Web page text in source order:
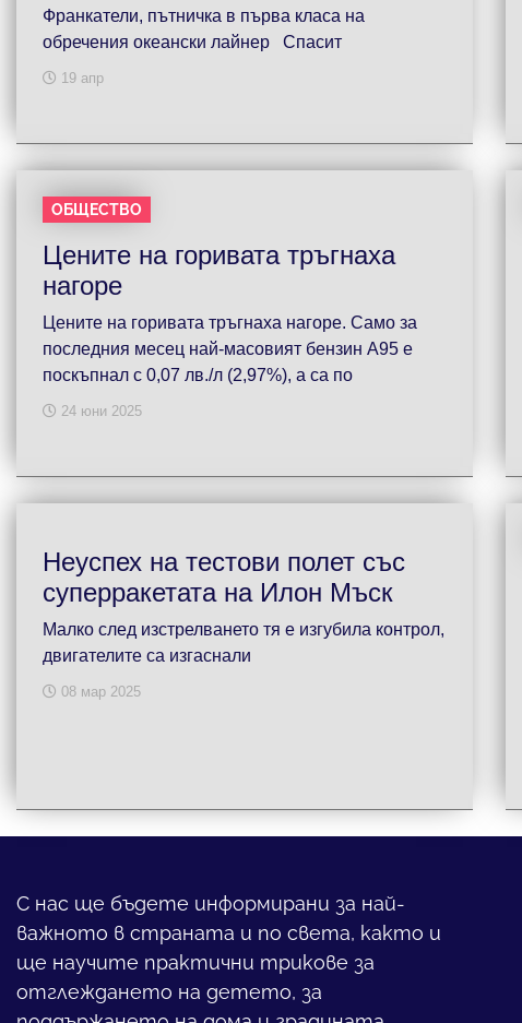
Франкатели, пътничка в първа класа на
обречения океански лайнер Спасит
19 апр
ОБЩЕСТВО
Цените на горивата тръгнаха
нагоре
Цените на горивата тръгнаха нагоре. Само за
последния месец най-масовият бензин А95 е
поскъпнал с 0,07 лв./л (2,97%), а са по
24 юни 2025
Неуспех на тестови полет със
суперракетата на Илон Мъск
Малко след изстрелването тя е изгубила контрол,
двигателите са изгаснали
08 мар 2025
С нас ще бъдете информирани за най-
важното в страната и по света, както и
ще научите практични трикове за
отглеждането на детето, за